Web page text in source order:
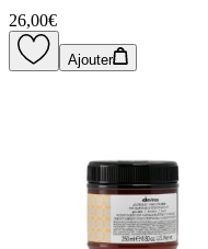
26,00€
Ajouter